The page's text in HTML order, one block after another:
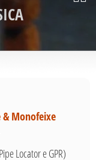
Monofeixe
Locator e GPR)